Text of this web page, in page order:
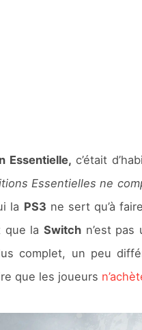
Essentielle, c’était
Essentielles ne
la PS3 ne sert qu’à
que laSwitch n’est
complet, un peu
que les joueurs